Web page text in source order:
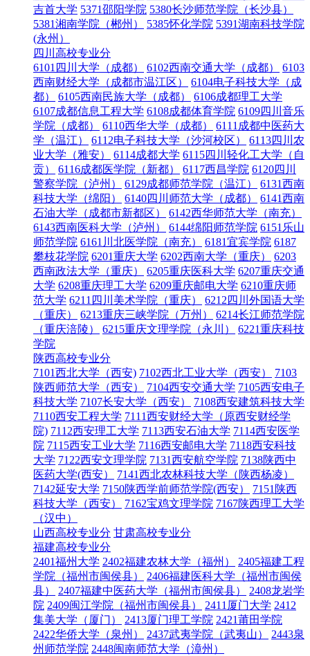
吉首大学 5371邵阳学院 5380长沙师范学院（长沙县）
5381湘南学院（郴州）
5385怀化学院 5391湖南科技学院
(永州）
四川高校专业分
6101四川大学（成都）
6102西南交通大学（成都）
6103
西南财经大学（成都市温江区）
6104电子科技大学（成
都）
6105西南民族大学（成都）
6106成都理工大学
6107成都信息工程大学 6108成都体育学院 6109四川音乐
学院（成都）
6110西华大学（成都）
6111成都中医药大
学（温江）
6112电子科技大学（沙河校区）
6113四川农
业大学（雅安）
6114成都大学 6115四川轻化工大学（自
贡）
6116成都医学院（新都） 6117西昌学院 6120四川
警察学院（泸州）
6129成都师范学院（温江）
6131西南
科技大学（绵阳）
6140四川师范大学（成都）
6141西南
石油大学（成都市新都区）
6142西华师范大学（南充）
6143西南医科大学（泸州）
6144绵阳师范学院 6151乐山
师范学院 6161川北医学院（南充） 6181宜宾学院 6187
攀枝花学院 6201重庆大学 6202西南大学（重庆）
6203
西南政法大学（重庆）
6205重庆医科大学 6207重庆交通
大学 6208重庆理工大学 6209重庆邮电大学 6210重庆师
范大学 6211四川美术学院（重庆）
6212四川外国语大学
（重庆）
6213重庆三峡学院（万州）
6214长江师范学院
（重庆涪陵）
6215重庆文理学院（永川）
6221重庆科技
学院
陕西高校专业分
7101西北大学（西安) 7102西北工业大学（西安）
7103
陕西师范大学（西安）
7104西安交通大学 7105西安电子
科技大学 7107长安大学（西安）
7108西安建筑科技大学
7110西安工程大学 7111西安财经大学（原西安财经学
院) 7112西安理工大学 7113西安石油大学 7114西安医学
院 7115西安工业大学 7116西安邮电大学 7118西安科技
大学 7122西安文理学院 7131西安航空学院 7138陕西中
医药大学(西安）
7141西北农林科技大学（陕西杨凌）
7142延安大学 7150陕西学前师范学院(西安）
7151陕西
科技大学（西安）
7162宝鸡文理学院 7167陕西理工大学
（汉中）
山西高校专业分 甘肃高校专业分
福建高校专业分
2401福州大学 2402福建农林大学（福州）
2405福建工程
学院（福州市闽侯县）
2406福建医科大学（福州市闽侯
县）
2407福建中医药大学（福州市闽侯县）
2408龙岩学
院 2409闽江学院（福州市闽侯县） 2411厦门大学 2412
集美大学（厦门）
2413厦门理工学院 2421莆田学院
2422华侨大学（泉州）
2437武夷学院（武夷山）
2443泉
州师范学院 2448闽南师范大学（漳州）